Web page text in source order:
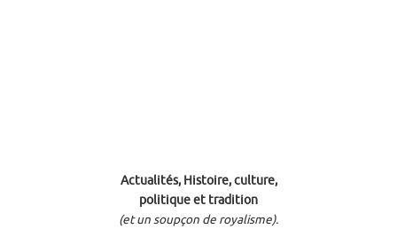
Actualités, Histoire, culture,
politique et tradition
(et un soupçon de royalisme).